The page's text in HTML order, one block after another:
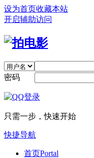
设为首页收藏本站
开启辅助访问
密码
只需一步，快速开始
快捷导航
首页Portal